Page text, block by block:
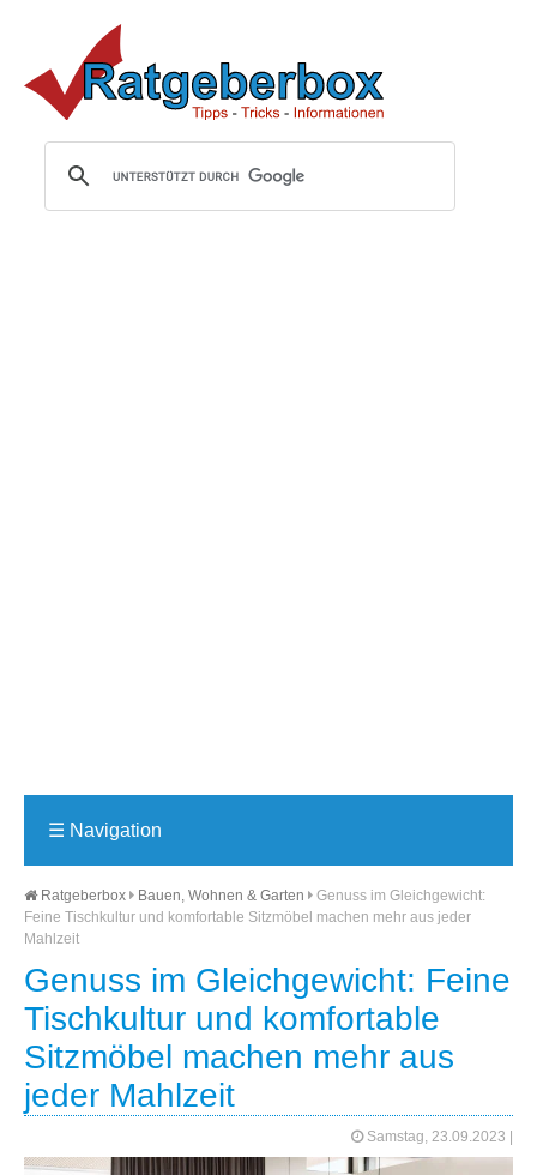
☰ Navigation
Ratgeberbox Bauen, Wohnen & Garten
Genuss im Gleichgewicht:
Feine Tischkultur und komfortable Sitzmöbel machen mehr aus jeder
Mahlzeit
Genuss im Gleichgewicht: Feine
Tischkultur und komfortable
Sitzmöbel machen mehr aus
jeder Mahlzeit
Samstag, 23.09.2023